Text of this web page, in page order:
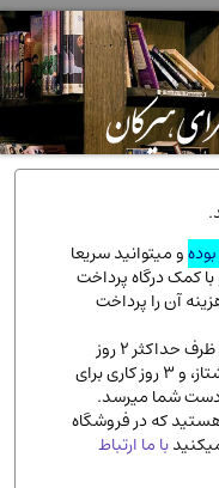
و میتوانید سریعا
کمک درگاه پرداخت
آن را پرداخت
کتاب های سفارشی ظرف حداکثر 2 روز
کاری برای پست پیشتاز، و 3 روز کاری برای
شما میرسد.
هستید که در فروشگاه
با ما ارتباط